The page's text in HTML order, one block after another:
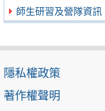
師生研習及營隊資訊
隱私權政策
著作權聲明